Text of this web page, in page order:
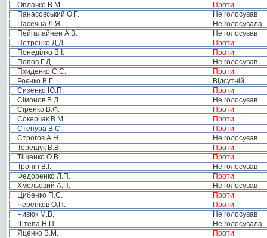
Оплачко В.М.
Проти
Панасовський О.Г.
Не голосував
Пасечна Л.Я.
Не голосувала
Пейгалайнен А.В.
Не голосував
Петренко Д.Д.
Проти
Понеділко В.І.
Проти
Попов Г.Д.
Не голосував
Пхиденко С.С.
Проти
Роєнко В.Г.
Відсутній
Сизенко Ю.П.
Проти
Сімонов В.Д.
Не голосував
Сіренко В.Ф.
Проти
Сокерчак В.М.
Проти
Степура В.С.
Проти
Строгов А.Н.
Не голосував
Терещук В.В.
Проти
Тіщенко О.В.
Проти
Тропін В.І.
Не голосував
Федоренко Л.П.
Проти
Хмельовий А.П.
Не голосував
Цибенко П.С.
Проти
Черенков О.П.
Проти
Чивюк М.В.
Не голосував
Штепа Н.П.
Не голосувала
Яценко В.М.
Проти